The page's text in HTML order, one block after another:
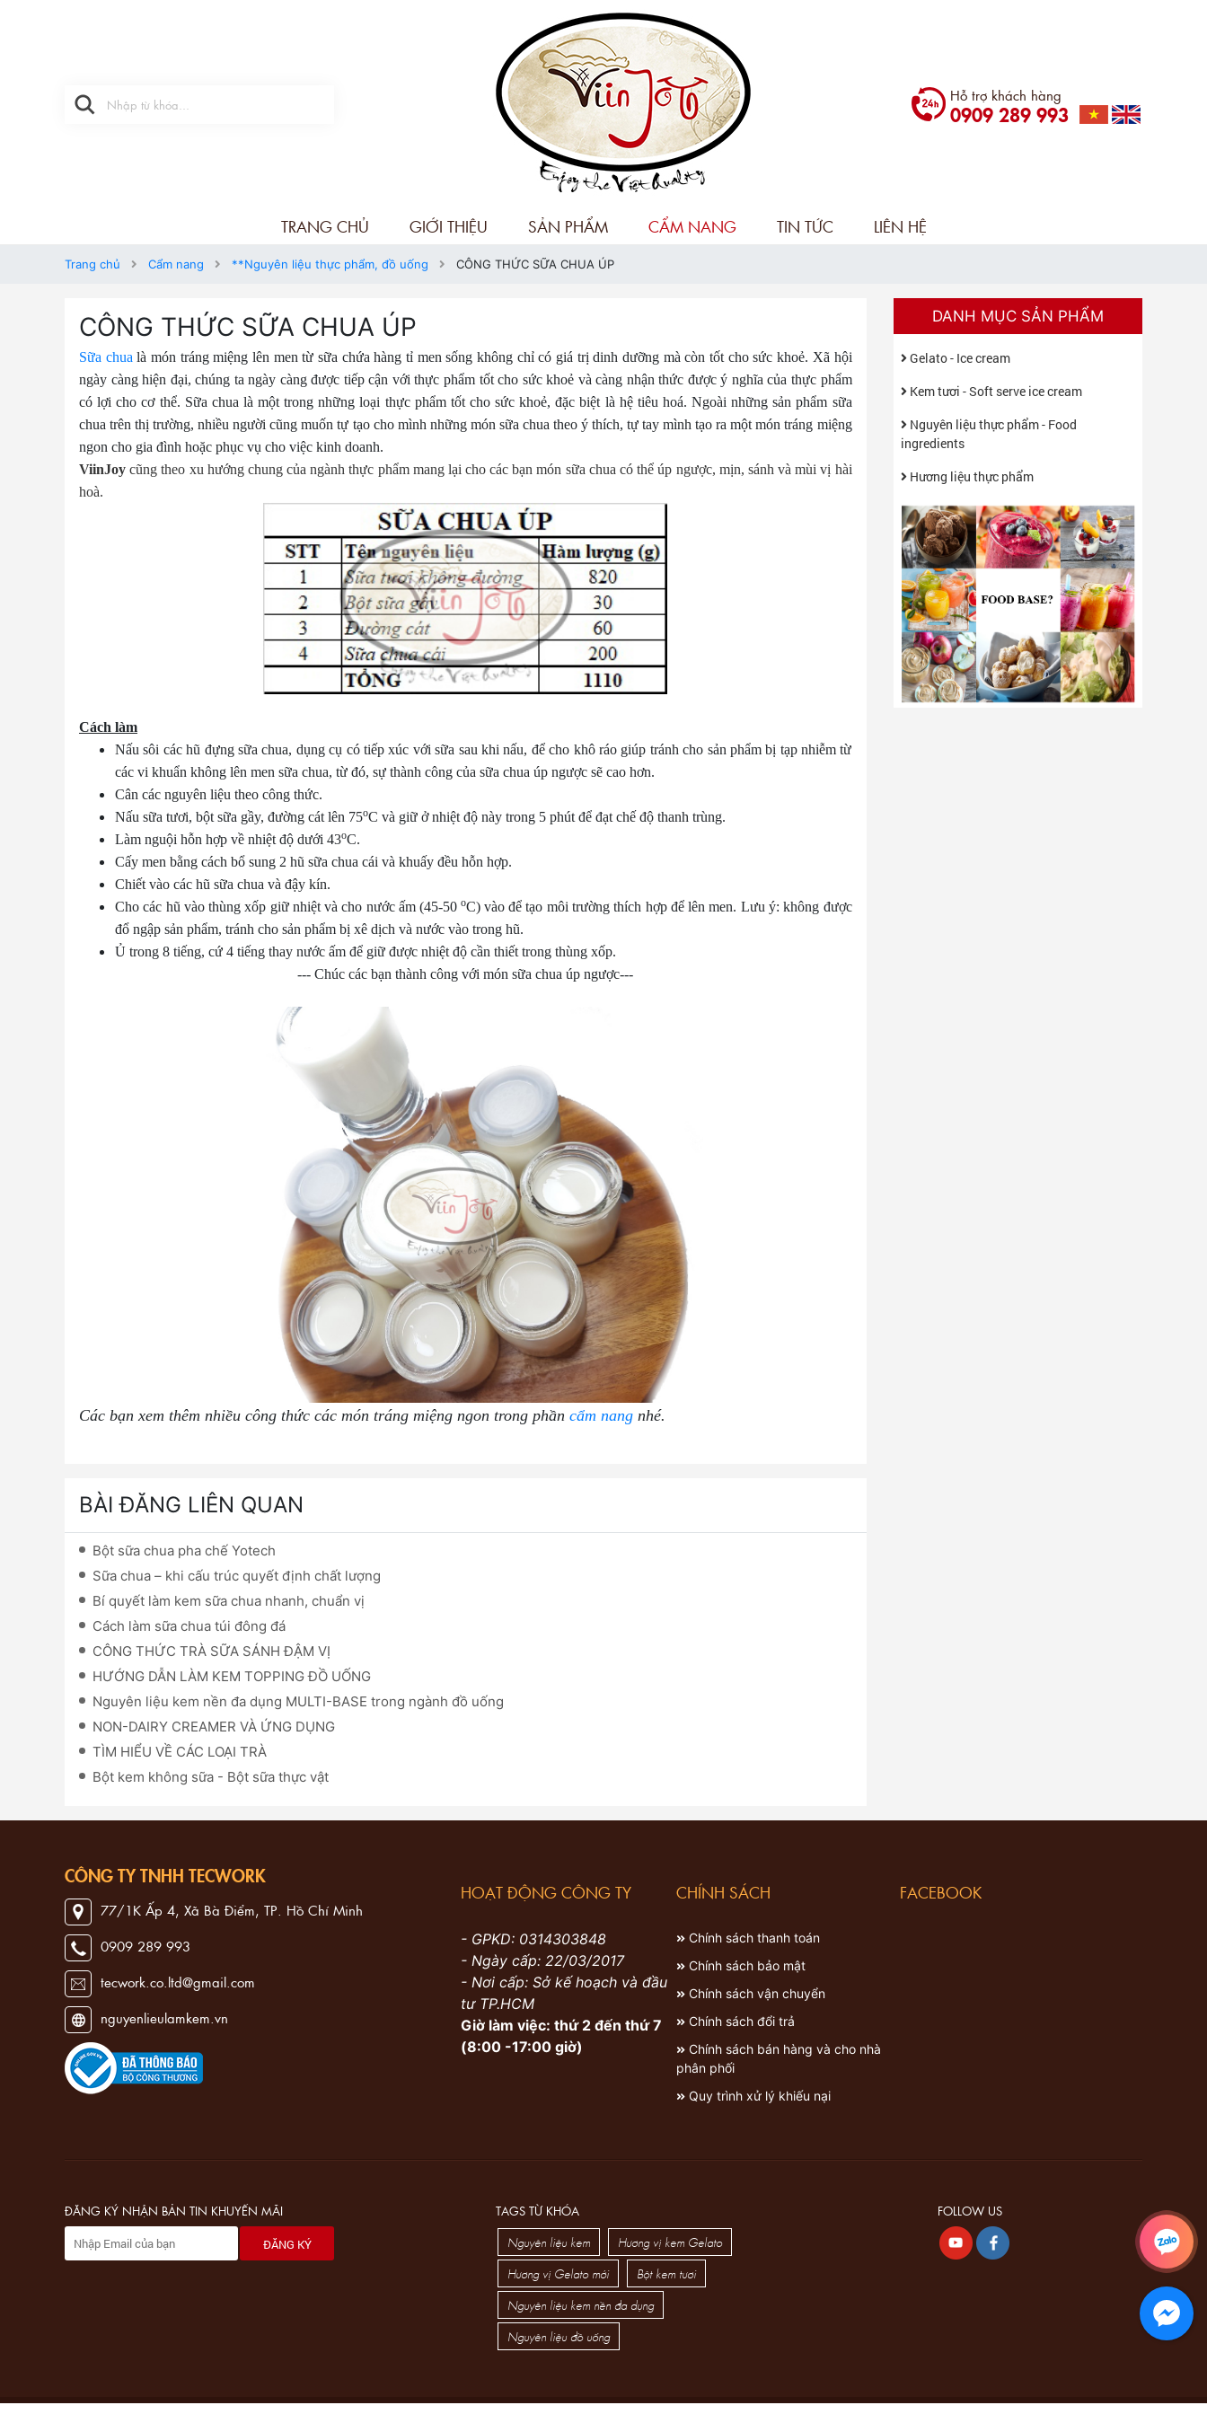
Hỗ trợ khách hàng
0909 289 993
TRANG CHỦ GIỚI THIỆU SẢN PHẨM CẨM NANG TIN TỨC LIÊN HỆ
Trang chủ Cẩm nang **Nguyên liệu thực phẩm, đồ uống CÔNG THỨC SỮA CHUA ÚP
CÔNG THỨC SỮA CHUA ÚP
Sữa chua là món tráng miệng lên men từ sữa chứa hàng tỉ men sống không chỉ có giá trị dinh dưỡng mà còn tốt cho sức khoẻ. Xã hội
ngày càng hiện đại, chúng ta ngày càng được tiếp cận với thực phẩm tốt cho sức khoẻ và càng nhận thức được ý nghĩa của thực phẩm
có lợi cho cơ thể. Sữa chua là một trong những loại thực phẩm tốt cho sức khoẻ, đặc biệt là hệ tiêu hoá. Ngoài những sản phẩm sữa
chua trên thị trường, nhiều người cũng muốn tự tạo cho mình những món sữa chua theo ý thích, tự tay mình tạo ra một món tráng miệng
ngon cho gia đình hoặc phục vụ cho việc kinh doanh.
ViinJoy cũng theo xu hướng chung của ngành thực phẩm mang lại cho các bạn món sữa chua có thể úp ngược, mịn, sánh và mùi vị hài
hoà.
Cách làm
Nấu sôi các hũ đựng sữa chua, dụng cụ có tiếp xúc với sữa sau khi nấu, để cho khô ráo giúp tránh cho sản phẩm bị tạp nhiễm từ
các vi khuẩn không lên men sữa chua, từ đó, sự thành công của sữa chua úp ngược sẽ cao hơn.
Cân các nguyên liệu theo công thức.
Nấu sữa tươi, bột sữa gầy, đường cát lên 75oC và giữ ở nhiệt độ này trong 5 phút để đạt chế độ thanh trùng.
Làm nguội hỗn hợp về nhiệt độ dưới 43oC.
Cấy men bằng cách bổ sung 2 hũ sữa chua cái và khuấy đều hỗn hợp.
Chiết vào các hũ sữa chua và đậy kín.
Cho các hũ vào thùng xốp giữ nhiệt và cho nước ấm (45-50 oC) vào để tạo môi trường thích hợp để lên men. Lưu ý: không được
đổ ngập sản phẩm, tránh cho sản phẩm bị xê dịch và nước vào trong hũ.
Ủ trong 8 tiếng, cứ 4 tiếng thay nước ấm để giữ được nhiệt độ cần thiết trong thùng xốp.
--- Chúc các bạn thành công với món sữa chua úp ngược---
Các bạn xem thêm nhiều công thức các món tráng miệng ngon trong phần cẩm nang nhé.
BÀI ĐĂNG LIÊN QUAN
Bột sữa chua pha chế Yotech
Sữa chua – khi cấu trúc quyết định chất lượng
Bí quyết làm kem sữa chua nhanh, chuẩn vị
Cách làm sữa chua túi đông đá
CÔNG THỨC TRÀ SỮA SÁNH ĐẬM VỊ
HƯỚNG DẪN LÀM KEM TOPPING ĐỒ UỐNG
Nguyên liệu kem nền đa dụng MULTI-BASE trong ngành đồ uống
NON-DAIRY CREAMER VÀ ỨNG DỤNG
TÌM HIỂU VỀ CÁC LOẠI TRÀ
Bột kem không sữa - Bột sữa thực vật
DANH MỤC SẢN PHẨM
Gelato - Ice cream
Kem tươi - Soft serve ice cream
Nguyên liệu thực phẩm - Food
ingredients
Hương liệu thực phẩm
CÔNG TY TNHH TECWORK
77/1K Ấp 4, Xã Bà Điểm, TP. Hồ Chí Minh
0909 289 993
tecwork.co.ltd@gmail.com
nguyenlieulamkem.vn
HOẠT ĐỘNG CÔNG TY
- GPKD: 0314303848
- Ngày cấp: 22/03/2017
- Nơi cấp: Sở kế hoạch và đầu
tư TP.HCM
Giờ làm việc: thứ 2 đến thứ 7
(8:00 -17:00 giờ)
CHÍNH SÁCH
Chính sách thanh toán
Chính sách bảo mật
Chính sách vận chuyển
Chính sách đổi trả
Chính sách bán hàng và cho nhà
phân phối
Quy trình xử lý khiếu nại
FACEBOOK
ĐĂNG KÝ NHẬN BẢN TIN KHUYẾN MÃI
ĐĂNG KÝ
TAGS TỪ KHÓA
Nguyên liệu kem
Hương vị kem Gelato
Hương vị Gelato mới
Bột kem tươi
Nguyên liệu kem nền đa dụng
Nguyên liệu đồ uống
FOLLOW US